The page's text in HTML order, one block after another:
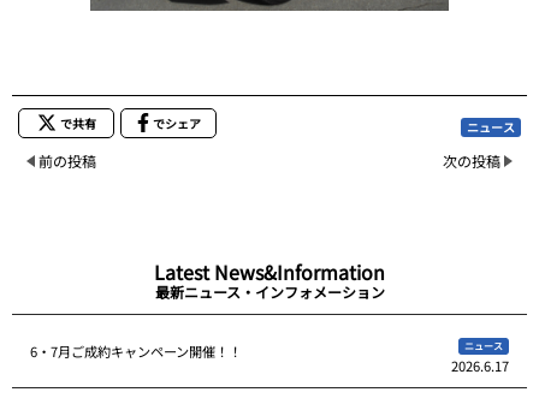
で共有 でシェア ニュース
前の投稿 次の投稿
Latest News&Information
最新ニュース・インフォメーション
6・7月ご成約キャンペーン開催！！ ニュース
2026.6.17